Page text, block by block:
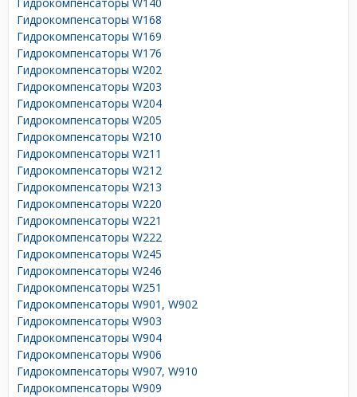
Гидрокомпенсаторы W168
Гидрокомпенсаторы W169
Гидрокомпенсаторы W176
Гидрокомпенсаторы W202
Гидрокомпенсаторы W203
Гидрокомпенсаторы W204
Гидрокомпенсаторы W205
Гидрокомпенсаторы W210
Гидрокомпенсаторы W211
Гидрокомпенсаторы W212
Гидрокомпенсаторы W213
Гидрокомпенсаторы W220
Гидрокомпенсаторы W221
Гидрокомпенсаторы W222
Гидрокомпенсаторы W245
Гидрокомпенсаторы W246
Гидрокомпенсаторы W251
Гидрокомпенсаторы W901, W902
Гидрокомпенсаторы W903
Гидрокомпенсаторы W904
Гидрокомпенсаторы W906
Гидрокомпенсаторы W907, W910
Гидрокомпенсаторы W909